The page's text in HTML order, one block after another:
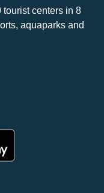
tourist centers in 8
aquaparks and